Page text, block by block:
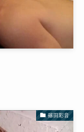
篠田彩音